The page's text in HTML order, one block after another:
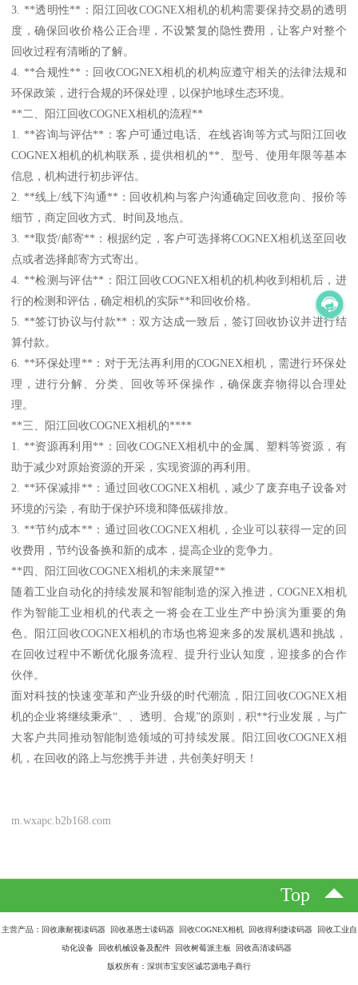
3. **透明性**：阳江回收COGNEX相机的机构需要保持交易的透明
度，确保回收价格公正合理，不设繁复的隐性费用，让客户对整个
回收过程有清晰的了解。
4. **合规性**：回收COGNEX相机的机构应遵守相关的法律法规和
环保政策，进行合规的环保处理，以保护地球生态环境。
**二、阳江回收COGNEX相机的流程**
1. **咨询与评估**：客户可通过电话、在线咨询等方式与阳江回收
COGNEX相机的机构联系，提供相机的**、型号、使用年限等基本
信息，机构进行初步评估。
2. **线上/线下沟通**：回收机构与客户沟通确定回收意向、报价等
细节，商定回收方式、时间及地点。
3. **取货/邮寄**：根据约定，客户可选择将COGNEX相机送至回收
点或者选择邮寄方式寄出。
4. **检测与评估**：阳江回收COGNEX相机的机构收到相机后，进
行的检测和评估，确定相机的实际**和回收价格。
5. **签订协议与付款**：双方达成一致后，签订回收协议并进行结
算付款。
6. **环保处理**：对于无法再利用的COGNEX相机，需进行环保处
理，进行分解、分类、回收等环保操作，确保废弃物得以合理处
理。
**三、阳江回收COGNEX相机的****
1. **资源再利用**：回收COGNEX相机中的金属、塑料等资源，有
助于减少对原始资源的开采，实现资源的再利用。
2. **环保减排**：通过回收COGNEX相机，减少了废弃电子设备对
环境的污染，有助于保护环境和降低碳排放。
3. **节约成本**：通过回收COGNEX相机，企业可以获得一定的回
收费用，节约设备换和新的成本，提高企业的竞争力。
**四、阳江回收COGNEX相机的未来展望**
随着工业自动化的持续发展和智能制造的深入推进，COGNEX相机
作为智能工业相机的代表之一将会在工业生产中扮演为重要的角
色。阳江回收COGNEX相机的市场也将迎来多的发展机遇和挑战，
在回收过程中不断优化服务流程、提升行业认知度，迎接多的合作
伙伴。
面对科技的快速变革和产业升级的时代潮流，阳江回收COGNEX相
机的企业将继续秉承“、、透明、合规”的原则，积**行业发展，与广
大客户共同推动智能制造领域的可持续发展。阳江回收COGNEX相
机，在回收的路上与您携手并进，共创美好明天！
m.wxapc.b2b168.com
Top
主营产品：回收康耐视读码器 回收基恩士读码器 回收COGNEX相机 回收得利捷读码器 回收工业自
动化设备 回收机械设备及配件 回收树莓派主板 回收高清读码器
版权所有：深圳市宝安区诚芯源电子商行